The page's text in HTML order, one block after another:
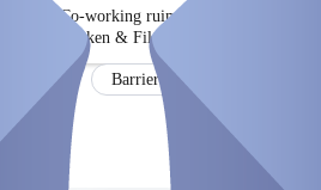
Co-working ruimtes
Zoeken & Filter
Barrier-free